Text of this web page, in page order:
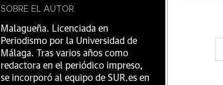
SOBRE EL AUTOR
Malagueña. Licenciada en
Periodismo por la Universidad de
Málaga. Tras varios años como
redactora en el periódico impreso,
se incorporó al equipo de SUR.es en